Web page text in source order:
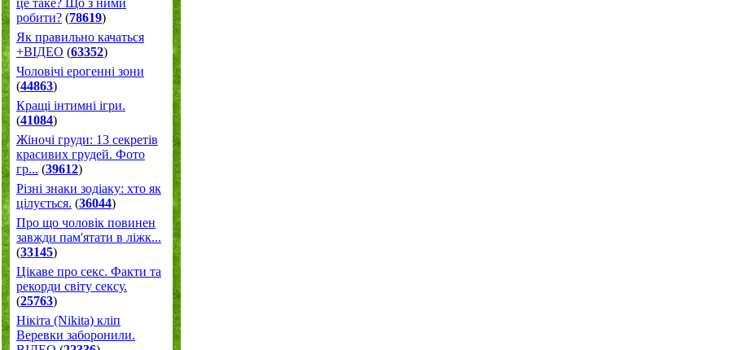
це таке? Що з ними
робити? (78619)
Як правильно качаться
+ВІДЕО (63352)
Чоловічі ерогенні зони
(44863)
Кращі інтимні ігри.
(41084)
Жіночі груди: 13 секретів
красивих грудей. Фото
гр... (39612)
Різні знаки зодіаку: хто як
цілується. (36044)
Про що чоловік повинен
завжди пам'ятати в ліжк...
(33145)
Цікаве про секс. Факти та
рекорди світу сексу.
(25763)
Нікіта (Nikita) кліп
Веревки заборонили.